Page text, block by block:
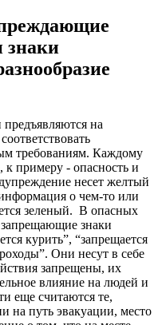
знаки
предъявляются на
требованиям. Каждому
к примеру - опасность и
несет желтый
о чем-то или
зеленый. В опасных
знаки
курить”, “запрещается
Они несут в себе
запрещены, их
влияние на людей и
еще считаются те,
на путь эвакуации, место